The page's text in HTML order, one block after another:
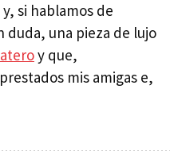
si hablamos de
duda, una pieza de lujo
y que,
mis amigas e,